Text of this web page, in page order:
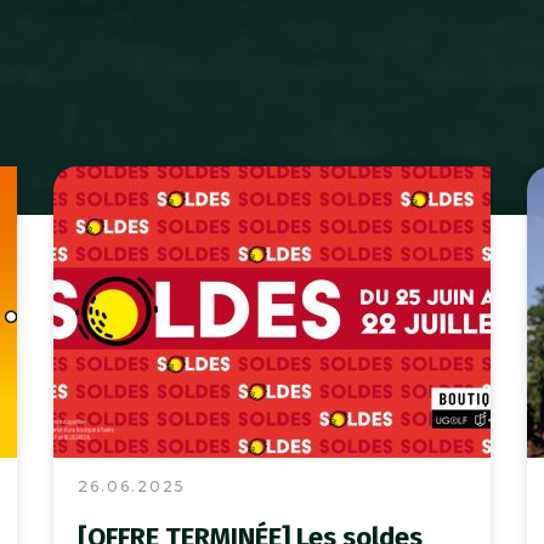
26.06.2025
[OFFRE TERMINÉE] Les soldes